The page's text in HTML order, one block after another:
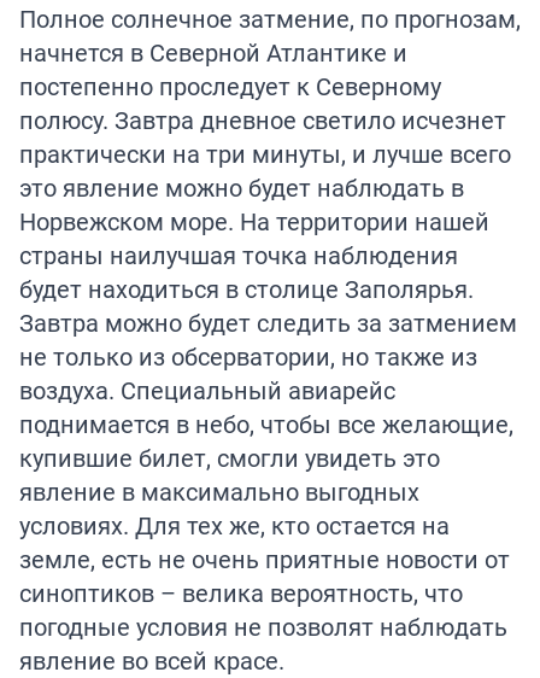
Полное солнечное затмение, по прогнозам,
начнется в Северной Атлантике и
постепенно проследует к Северному
полюсу. Завтра дневное светило исчезнет
практически на три минуты, и лучше всего
это явление можно будет наблюдать в
Норвежском море. На территории нашей
страны наилучшая точка наблюдения
будет находиться в столице Заполярья.
Завтра можно будет следить за затмением
не только из обсерватории, но также из
воздуха. Специальный авиарейс
поднимается в небо, чтобы все желающие,
купившие билет, смогли увидеть это
явление в максимально выгодных
условиях. Для тех же, кто остается на
земле, есть не очень приятные новости от
синоптиков – велика вероятность, что
погодные условия не позволят наблюдать
явление во всей красе.